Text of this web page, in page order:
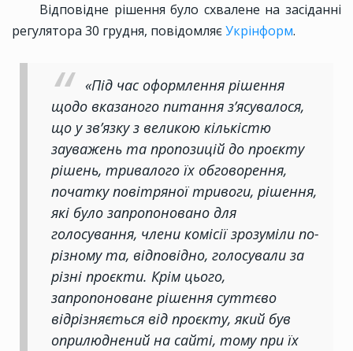
Відповідне рішення було схвалене на засіданні
регулятора 30 грудня, повідомляєУкрінформ.
«Під час оформлення рішення
щодо вказаного питання з’ясувалося,
що у зв’язку з великою кількістю
зауважень та пропозицій до проєкту
рішень, тривалого їх обговорення,
початку повітряної тривоги, рішення,
які було запропоновано для
голосування, члени комісії зрозуміли по-
різному та, відповідно, голосували за
різні проєкти. Крім цього,
запропоноване рішення суттєво
відрізняється від проєкту, який був
оприлюднений на сайті, тому при їх